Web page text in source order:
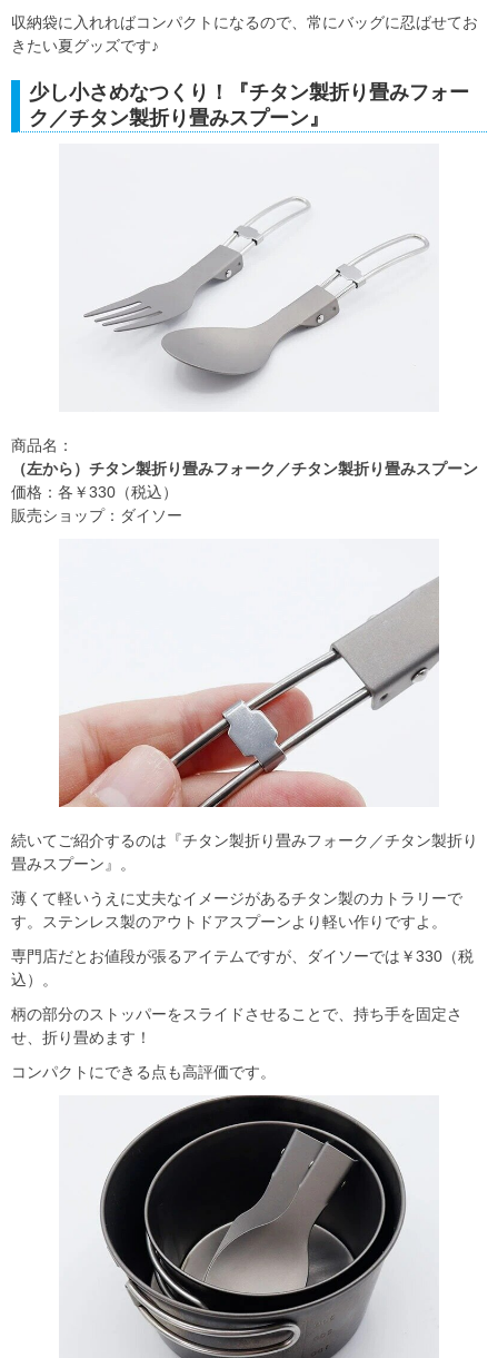
収納袋に入れればコンパクトになるので、常にバッグに忍ばせてお
きたい夏グッズです♪
少し小さめなつくり！『チタン製折り畳みフォー
ク／チタン製折り畳みスプーン』
商品名：
（左から）チタン製折り畳みフォーク／チタン製折り畳みスプーン
価格：各￥330（税込）
販売ショップ：ダイソー
続いてご紹介するのは『チタン製折り畳みフォーク／チタン製折り
畳みスプーン』。
薄くて軽いうえに丈夫なイメージがあるチタン製のカトラリーで
す。ステンレス製のアウトドアスプーンより軽い作りですよ。
専門店だとお値段が張るアイテムですが、ダイソーでは￥330（税
込）。
柄の部分のストッパーをスライドさせることで、持ち手を固定さ
せ、折り畳めます！
コンパクトにできる点も高評価です。